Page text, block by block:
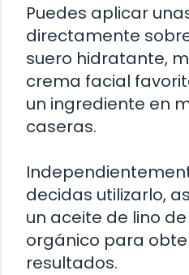
Puedes aplicar
directamente
suero hidratante,
crema facial
un ingrediente en
caseras.
decidas utilizarlo,
un aceite de lino
orgánico para
resultados.